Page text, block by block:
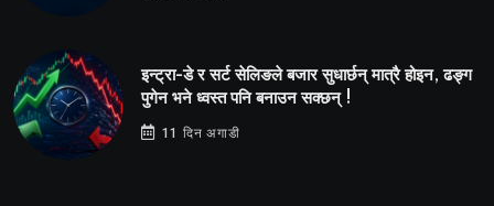
इन्ट्रा-डे र सर्ट सेलिङले बजार सुधार्छन् मात्रै होइन, ढङ्ग
पुगेन भने ध्वस्त पनि बनाउन सक्छन् !
11 दिन अगाडी